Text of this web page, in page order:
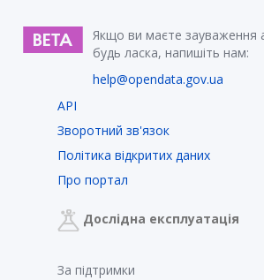
Якщо ви маєте зауваження
будь ласка, напишіть нам:
help@opendata.gov.ua
API
Зворотний зв'язок
Політика відкритих даних
Про портал
Дослідна експлуатація
За підтримки